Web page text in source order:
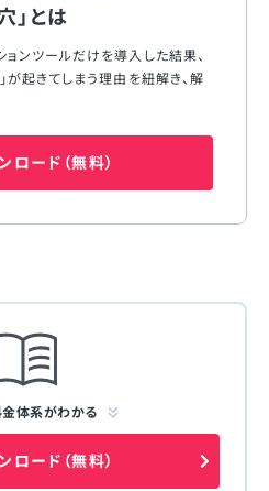
」とは
ンツールだけを導入した結果、
が起きてしまう理由を紐解き、解
ロード（無料）
体系がわかる
ロード（無料）